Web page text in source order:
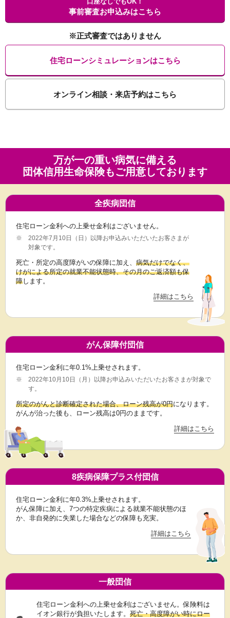
事前審査お申込みはこちら
※正式審査ではありません
住宅ローンシミュレーションはこちら
オンライン相談・来店予約はこちら
万が一の重い病気に備える
団体信用生命保険もご用意しております
一般団信
住宅ローン金利への上乗せ金利はございません。保険料は
イオン銀行が負担いたします。 死亡・高度障がい時にロー
がん保障付団信
住宅ローン金利に年0.1%上乗せされます。
※
2022年10月10日（月）以降お申込みいただいたお客さまが対象で
す。
所定のがんと診断確定された場合、ローン残高が0円になります。
がんが治った後も、ローン残高は0円のままです。
詳細はこちら
全疾病団信
住宅ローン金利への上乗せ金利はございません。
※
2022年7月10日（日）以降お申込みいただいたお客さまが
対象です。
死亡・所定の高度障がいの保障に加え、 病気だけでなく、
けがによる所定の就業不能状態時、その月のご返済額も保
障します。
詳細はこちら
8疾病保障プラス付団信
住宅ローン金利に年0.3%上乗せされます。
がん保障に加え、7つの特定疾病による就業不能状態のほ
か、非自発的に失業した場合などの保障も充実。
詳細はこちら